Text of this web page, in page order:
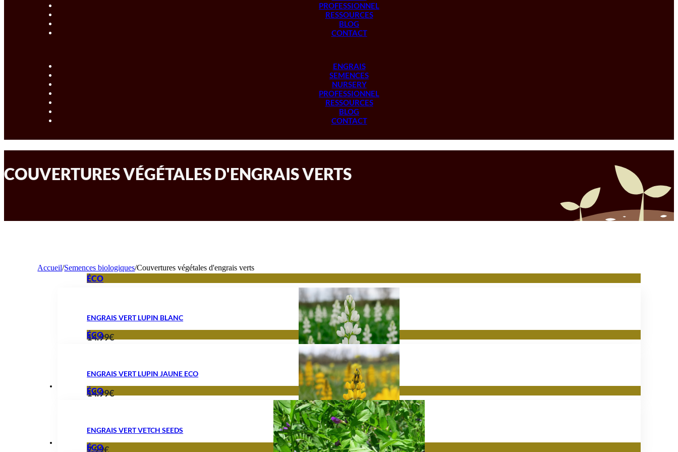
PROFESSIONNEL
RESSOURCES
BLOG
CONTACT
ENGRAIS
SEMENCES
NURSERY
PROFESSIONNEL
RESSOURCES
BLOG
CONTACT
COUVERTURES VÉGÉTALES D'ENGRAIS VERTS
Accueil/Semences biologiques/Couvertures végétales d'engrais verts
ÉCO
ENGRAIS VERT LUPIN BLANC
14.99€
ÉCO
ENGRAIS VERT LUPIN JAUNE ECO
14.99€
ÉCO
ENGRAIS VERT VETCH SEEDS
7.99€
ÉCO